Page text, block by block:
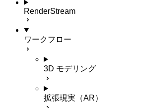
RenderStream
ワークフロー
3D モデリング
拡張現実（AR）